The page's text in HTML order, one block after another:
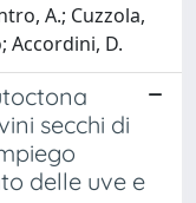
A.; Cuzzola,
Accordini, D.
secchi di
delle uve e